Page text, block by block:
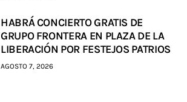
HABRÁ CONCIERTO GRATIS DE
GRUPO FRONTERA EN PLAZA DE LA
LIBERACIÓN POR FESTEJOS PATRIOS
AGOSTO 7, 2026